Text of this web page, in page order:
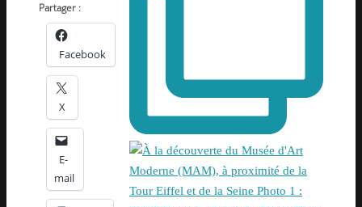
Partager :
Facebook
X
E-
mail